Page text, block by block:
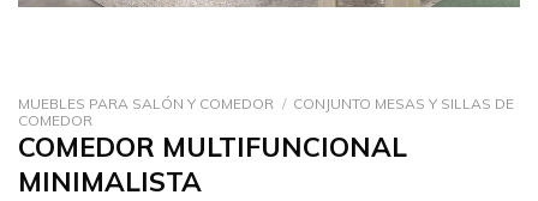
MUEBLES PARA SALÓN Y COMEDOR / CONJUNTO MESAS Y SILLAS DE
COMEDOR
COMEDOR MULTIFUNCIONAL
MINIMALISTA